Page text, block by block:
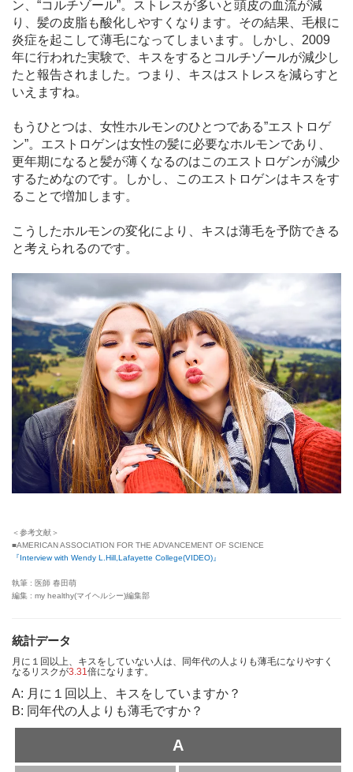
ン、“コルチゾール”。ストレスが多いと頭皮の血流が減
り、髪の皮脂も酸化しやすくなります。その結果、毛根に
炎症を起こして薄毛になってしまいます。しかし、2009
年に行われた実験で、キスをするとコルチゾールが減少し
たと報告されました。つまり、キスはストレスを減らすと
いえますね。
もうひとつは、女性ホルモンのひとつである”エストロゲ
ン”。エストロゲンは女性の髪に必要なホルモンであり、
更年期になると髪が薄くなるのはこのエストロゲンが減少
するためなのです。しかし、このエストロゲンはキスをす
ることで増加します。
こうしたホルモンの変化により、キスは薄毛を予防できる
と考えられるのです。
＜参考文献＞
■AMERICAN ASSOCIATION FOR THE ADVANCEMENT OF SCIENCE
『Interview with Wendy L.Hill,Lafayette College(VIDEO)』
執筆 : 医師 春田萌
編集 : my healthy(マイヘルシー)編集部
統計データ
月に１回以上、キスをしていない人は、同年代の人よりも薄毛になりやすく
なるリスクが3.31倍になります。
A: 月に１回以上、キスをしていますか？
B: 同年代の人よりも薄毛ですか？
A